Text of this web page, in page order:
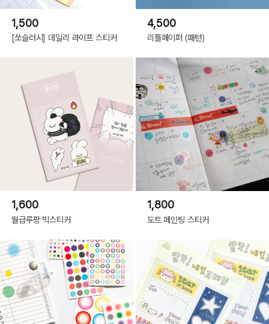
1,500
[쏘슬러시] 데일리 라이프 스티커
4,500
리틀페이퍼 (패턴)
1,600
월급루팡 빅스티커
1,800
도트 페인팅 스티커